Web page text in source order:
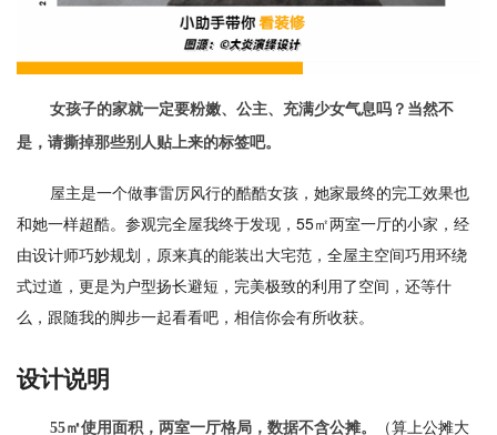
女孩子的家就一定要粉嫩、公主、充满少女气息吗？当然不
是，请撕掉那些别人贴上来的标签吧。
屋主是一个做事雷厉风行的酷酷女孩，她家最终的完工效果也
和她一样超酷。参观完全屋我终于发现，55㎡两室一厅的小家，经
由设计师巧妙规划，原来真的能装出大宅范，全屋主空间巧用环绕
式过道，更是为户型扬长避短，完美极致的利用了空间，还等什
么，跟随我的脚步一起看看吧，相信你会有所收获。
设计说明
55㎡使用面积，两室一厅格局，数据不含公摊。
（算上公摊大